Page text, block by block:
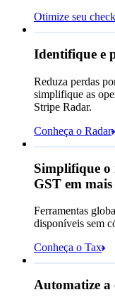
Otimize seu
Identifique e
Reduza perdas
simplifique as
Stripe Radar.
Conheça o Radar
Pagar
R$
Total
Simplifique o
GST em mais
Ferramentas
disponíveis sem
Conheça o Tax
R$
Automatize a